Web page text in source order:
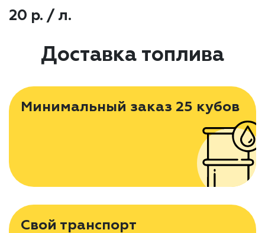
20 р. / л.
Доставка топлива
Минимальный заказ 25 кубов
Свой транспорт